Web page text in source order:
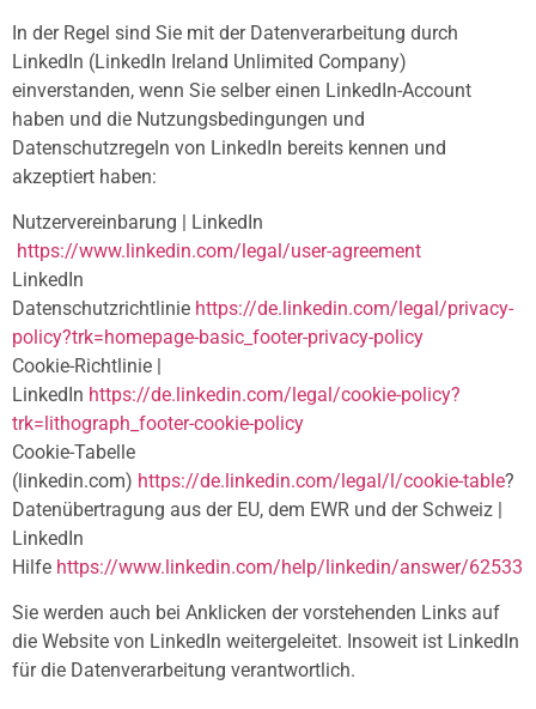
In der Regel sind Sie mit der Datenverarbeitung durch
LinkedIn (LinkedIn Ireland Unlimited Company)
einverstanden, wenn Sie selber einen LinkedIn-Account
haben und die Nutzungsbedingungen und
Datenschutzregeln von LinkedIn bereits kennen und
akzeptiert haben:
Nutzervereinbarung | LinkedIn
https://www.linkedin.com/legal/user-agreement
LinkedIn
Datenschutzrichtlinie https://de.linkedin.com/legal/privacy-
policy?trk=homepage-basic_footer-privacy-policy
Cookie-Richtlinie |
LinkedIn https://de.linkedin.com/legal/cookie-policy?
trk=lithograph_footer-cookie-policy
Cookie-Tabelle
(linkedin.com) https://de.linkedin.com/legal/l/cookie-table?
Datenübertragung aus der EU, dem EWR und der Schweiz |
LinkedIn
Hilfe https://www.linkedin.com/help/linkedin/answer/62533
Sie werden auch bei Anklicken der vorstehenden Links auf
die Website von LinkedIn weitergeleitet. Insoweit ist LinkedIn
für die Datenverarbeitung verantwortlich.